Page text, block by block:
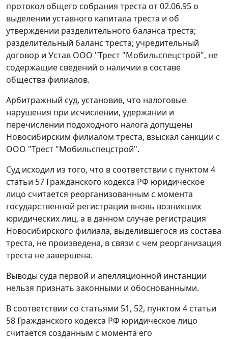
протокол общего собрания треста от 02.06.95 о
выделении уставного капитала треста и об
утверждении разделительного баланса треста;
разделительный баланс треста; учредительный
договор и Устав ООО "Трест "Мобильспецстрой", не
содержащие сведений о наличии в составе
общества филиалов.
Арбитражный суд, установив, что налоговые
нарушения при исчислении, удержании и
перечислении подоходного налога допущены
Новосибирским филиалом треста, взыскал санкции с
ООО "Трест "Мобильспецстрой".
Суд исходил из того, что в соответствии с пунктом 4
статьи 57 Гражданского кодекса РФ юридическое
лицо считается реорганизованным с момента
государственной регистрации вновь возникших
юридических лиц, а в данном случае регистрация
Новосибирского филиала, выделившегося из состава
треста, не произведена, в связи с чем реорганизация
треста не завершена.
Выводы суда первой и апелляционной инстанции
нельзя признать законными и обоснованными.
В соответствии со статьями 51, 52, пунктом 4 статьи
58 Гражданского кодекса РФ юридическое лицо
считается созданным с момента его